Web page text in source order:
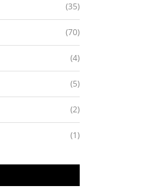
(35)
(70)
(4)
(5)
(2)
(1)